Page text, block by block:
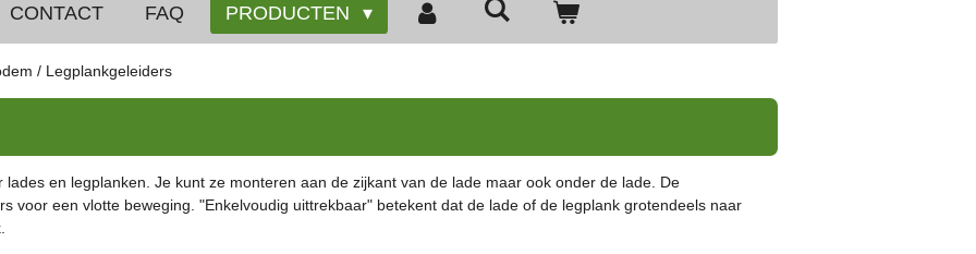
CONTACT FAQ PRODUCTEN
/ Legplankgeleiders
en legplanken. Je kunt ze monteren aan de zijkant van de lade maar ook onder de lade. De
voor een vlotte beweging. "Enkelvoudig uittrekbaar" betekent dat de lade of de legplank grotendeels naar